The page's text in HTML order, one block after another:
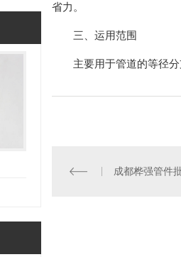
成都消防管件
省力。
三、运用范围
主要用于管道的等径
成都桦强管件